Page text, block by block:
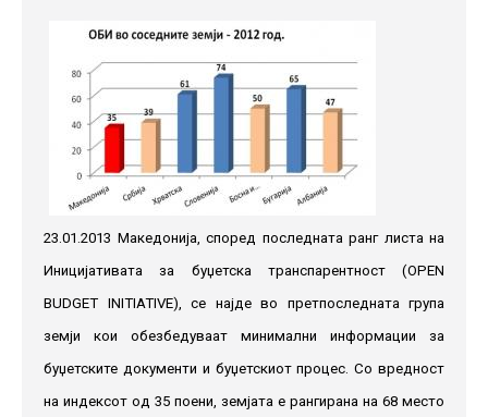
23.01.2013 Македонија, според последната ранг листа на
Иницијативата за буџетска транспарентност (OPEN
BUDGET INITIATIVE), се најде во претпоследната група
земји кои обезбедуваат минимални информации за
буџетските документи и буџетскиот процес. Со вредност
на индексот од 35 поени, земјата е рангирана на 68 место